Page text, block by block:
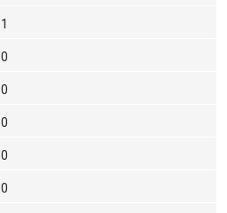
1
0
0
0
0
0